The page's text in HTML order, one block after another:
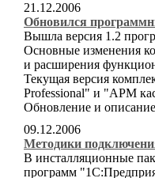
21.12.2006
Обновился
Вышла версия 1.2
Основные изменения
и расширения
Текущая версия
Professional" и "АРМ
Обновление и
09.12.2006
Методики
В инсталляционные
программ